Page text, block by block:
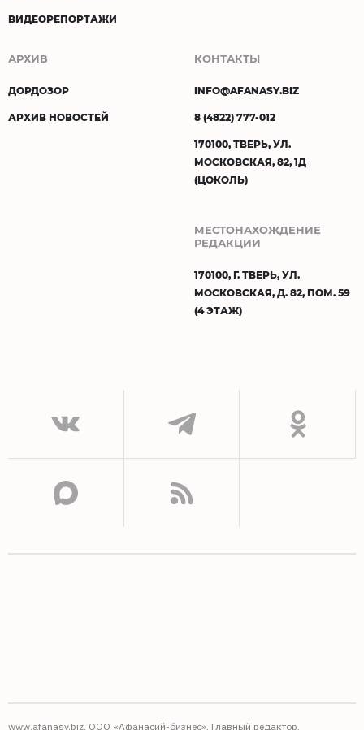
ВИДЕОРЕПОРТАЖИ
АРХИВ
ДОРДОЗОР
АРХИВ НОВОСТЕЙ
КОНТАКТЫ
INFO@AFANASY.BIZ
8 (4822) 777-012
170100, ТВЕРЬ, УЛ.
МОСКОВСКАЯ, 82, 1Д
(ЦОКОЛЬ)
МЕСТОНАХОЖДЕНИЕ
РЕДАКЦИИ
170100, Г. ТВЕРЬ, УЛ.
МОСКОВСКАЯ, Д. 82, ПОМ. 59
(4 ЭТАЖ)
www.afanasy.biz. ООО «Афанасий-бизнес». Главный редактор,